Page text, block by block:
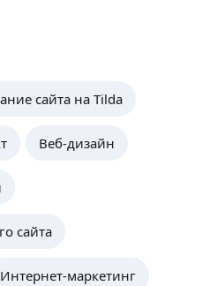
сайта на Tilda
Веб-дизайн
сайта
Интернет-маркетинг